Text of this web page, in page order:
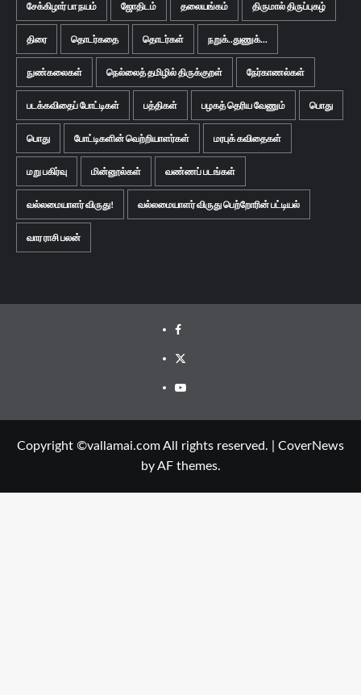
சேக்கிழார் பா நயம் ஜோதிடம் தலையங்கம் திருமால் திருப்புகழ்
திரை தொடர்கதை தொடர்கள் நறுக்..துணுக்...
நுண்கலைகள் நெல்லைத் தமிழில் திருக்குறள் நேர்காணல்கள்
படக்கவிதைப் போட்டிகள் பத்திகள் பழகத் தெரிய வேணும் பொது
பொது போட்டிகளின் வெற்றியாளர்கள் மரபுக் கவிதைகள்
மறு பகிர்வு மின்னூல்கள் வண்ணப் படங்கள்
வல்லமையாளர் விருது! வல்லமையாளர் விருது பெற்றோரின் பட்டியல்
வார ராசி பலன்
Facebook
Twitter
Youtube
Copyright ©vallamai.com All rights reserved.
CoverNews
by AF themes.